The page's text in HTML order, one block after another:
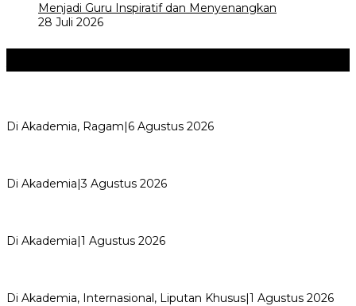
Menjadi Guru Inspiratif dan Menyenangkan
28 Juli 2026
Di Akademia, Ragam|6 Agustus 2026
Di Akademia|3 Agustus 2026
Di Akademia|1 Agustus 2026
Di Akademia, Internasional, Liputan Khusus|1 Agustus 2026